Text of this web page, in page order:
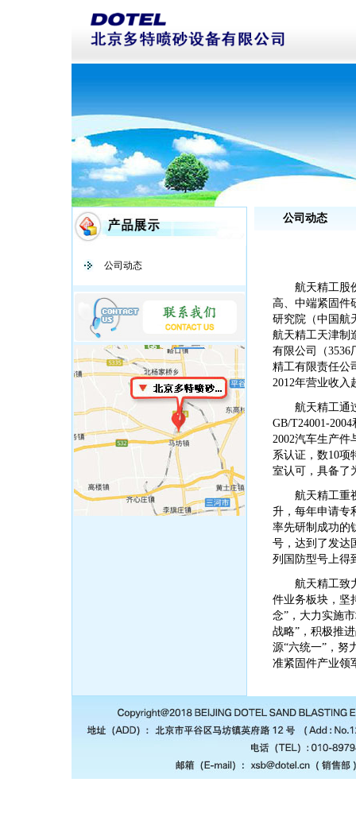
公司动态
公司动态
航天精工股
高、中端紧固件
研究院（中国航
航天精工天津制
有限公司（3536
精工有限责任公
2012年营业收入
航天精工通
GB/T24001-
2002汽车生产件
系认证，数10项
室认可，具备了
航天精工重
升，每年申请专
率先研制成功的
号，达到了发达
列国防型号上得
航天精工致
件业务板块，坚
念”，大力实施
战略”，积极推
源“六统一”，努
准紧固件产业领